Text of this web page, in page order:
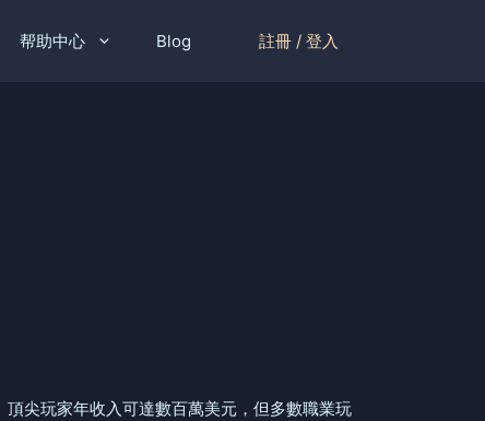
帮助中心 Blog 註冊 / 登入
尖玩家年收入可達數百萬美元，但多數職業玩